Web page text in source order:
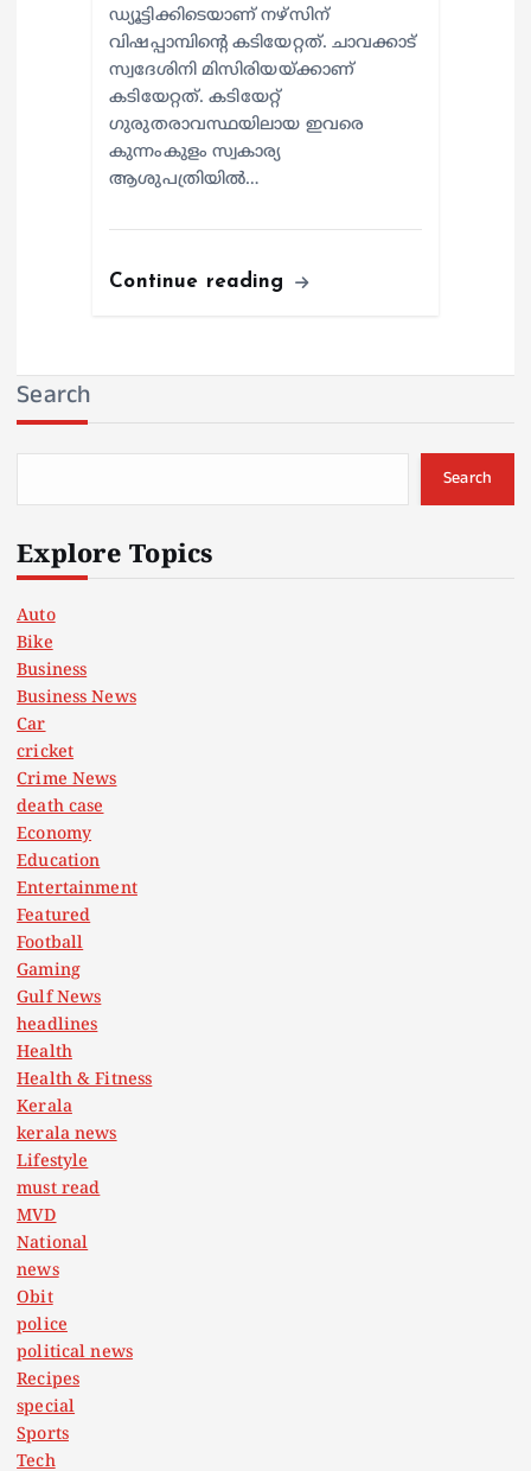
ഡ്യൂട്ടിക്കിടെയാണ് നഴ്സിന്
വിഷപ്പാമ്പിന്റെ കടിയേറ്റത്. ചാവക്കാട്
സ്വദേശിനി മിസിരിയയ്ക്കാണ്
കടിയേറ്റത്. കടിയേറ്റ്
ഗുരുതരാവസ്ഥയിലായ ഇവരെ
കുന്നംകുളം സ്വകാര്യ
ആശുപത്രിയില്‍…
Continue reading
Search
Search
Explore Topics
Auto
Bike
Business
Business News
Car
cricket
Crime News
death case
Economy
Education
Entertainment
Featured
Football
Gaming
Gulf News
headlines
Health
Health & Fitness
Kerala
kerala news
Lifestyle
must read
MVD
National
news
Obit
police
political news
Recipes
special
Sports
Tech